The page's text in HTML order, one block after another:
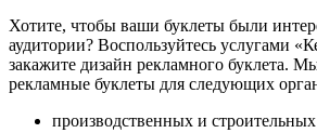
Хотите, чтобы ваши буклеты были
аудитории? Воспользуйтесь услугами
закажите дизайн рекламного буклета.
рекламные буклеты для следующих
производственных и